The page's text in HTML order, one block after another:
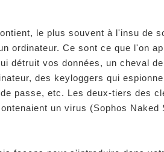
le plus souvent à l'insu de
ordinateur. Ce sont ce que l'on
détruit vos données, un cheval
des keyloggers qui
passe, etc. Les deux-tiers des
un virus (Sophos Naked